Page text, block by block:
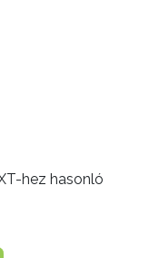
hez hasonló